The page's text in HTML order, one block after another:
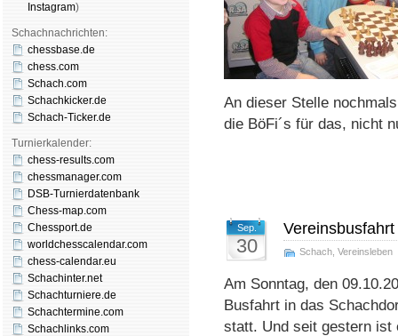
Insta­gram)
Schachnachrichten:
chessbase.de
chess.com
Schach.com
Schachkicker.de
Schach-Ticker.de
Turnierkalender:
chess-results.com
chessmanager.com
DSB-Turnierdatenbank
Chess-map.com
Chessport.de
worldchesscalendar.com
chess-calendar.eu
Schachinter.net
Schachturniere.de
Schachtermine.com
Schachlinks.com
An dieser Stelle
die BöFi´s für das, nicht
Sep.
30 Schach Vereinsleben
Am Sonntag, den
Busfahrt in das
statt. Und seit gestern ist